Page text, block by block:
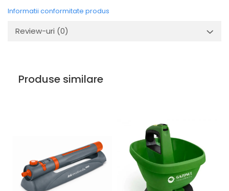
Informatii conformitate produs
Review-uri (0)
Produse similare